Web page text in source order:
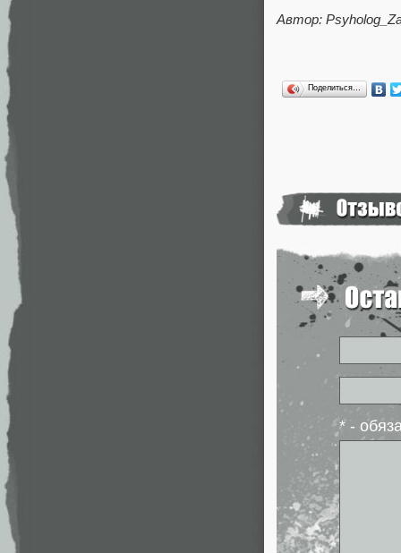
Автор:
Поделиться…
* -